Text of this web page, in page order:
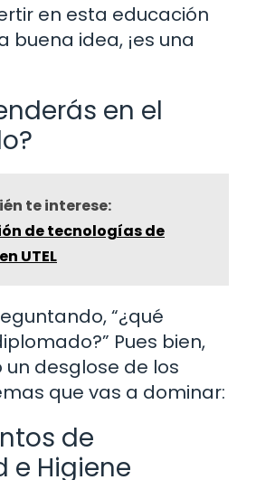
en esta educación
buena idea, ¡es una
en el
te interese:
de tecnologías de
UTEL
“¿qué
Pues bien,
desglose de los
que vas a dominar:
de
e Higiene